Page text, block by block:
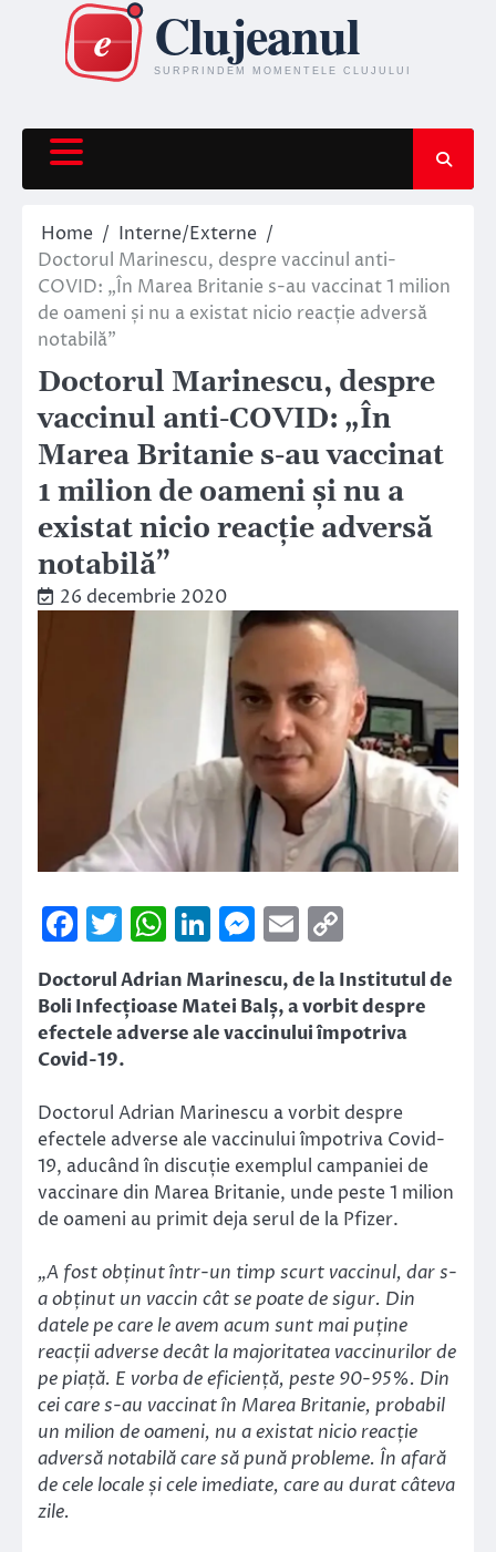
content
Home
Interne/Externe
Doctorul Marinescu, despre vaccinul anti-
COVID: „În Marea Britanie s-au vaccinat 1 milion
de oameni și nu a existat nicio reacție adversă
notabilă”
Doctorul Marinescu, despre
vaccinul anti-COVID: „În
Marea Britanie s-au vaccinat
1 milion de oameni și nu a
existat nicio reacție adversă
notabilă”
26 decembrie 2020
Facebook
Twitter
WhatsApp
LinkedIn
Messenger
Email
Link
Doctorul Adrian Marinescu, de la Institutul de
Boli Infecțioase Matei Balș, a vorbit despre
efectele adverse ale vaccinului împotriva
Covid-19.
Doctorul Adrian Marinescu a vorbit despre
efectele adverse ale vaccinului împotriva Covid-
19, aducând în discuție exemplul campaniei de
vaccinare din Marea Britanie, unde peste 1 milion
de oameni au primit deja serul de la Pfizer.
„A fost obținut într-un timp scurt vaccinul, dar s-
a obținut un vaccin cât se poate de sigur. Din
datele pe care le avem acum sunt mai puține
reacții adverse decât la majoritatea vaccinurilor de
pe piață. E vorba de eficiență, peste 90-95%. Din
cei care s-au vaccinat în Marea Britanie, probabil
un milion de oameni, nu a existat nicio reacție
adversă notabilă care să pună probleme. În afară
de cele locale și cele imediate, care au durat câteva
zile.